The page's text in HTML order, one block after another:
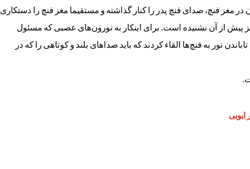
در مغز فنچ، صدای فنچ پدر را کنار گذاشته و مستقیما مغز فنچ را دستکاری
پیش از آن نشنیده است. برای اینکار به نورون‌های عصبی که مسئول
نور به فنچ‌ها القاء کردند که باید صداهای بلند و کوتاهی را که در